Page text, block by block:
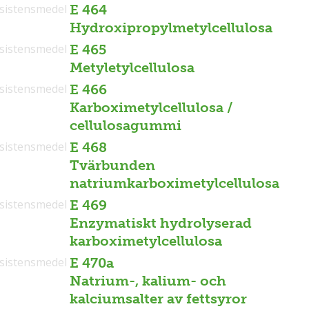
E 464
Hydroxipropylmetylcellulosa
E 465
Metyletylcellulosa
E 466
Karboximetylcellulosa /
cellulosagummi
E 468
Tvärbunden
natriumkarboximetylcellulosa
E 469
Enzymatiskt hydrolyserad
karboximetylcellulosa
E 470a
Natrium-, kalium- och
kalciumsalter av fettsyror